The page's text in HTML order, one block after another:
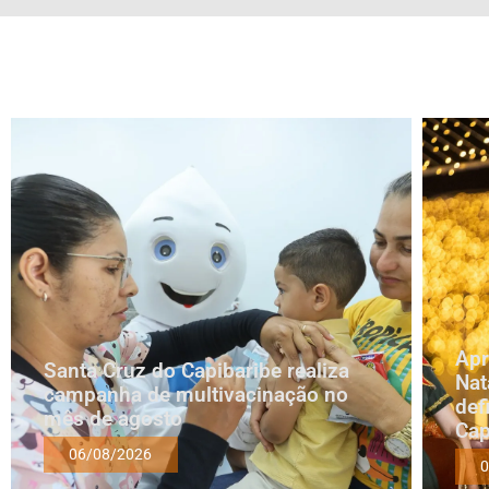
Santa Cruz do Capibaribe realiza
campanha de multivacinação no
mês de agosto
06/08/2026